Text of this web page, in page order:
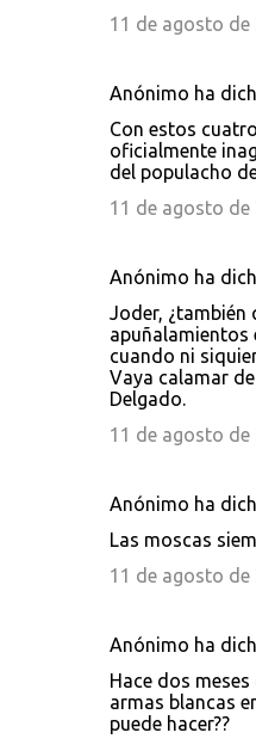
11 de agosto de
Anónimo ha
Con estos
oficialmente
del populacho
11 de agosto de
Anónimo ha
Joder, ¿también
apuñalamientos
cuando ni
Vaya calamar
Delgado.
11 de agosto de
Anónimo ha
Las moscas
11 de agosto de
Anónimo ha
Hace dos
armas blancas
puede hacer??